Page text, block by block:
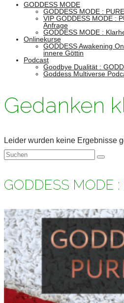
GODDESS MODE
GODDESS MODE :
VIP GODDESS MODE :
Anfrage
GODDESS MODE :
Onlinekurse
GODDESS Awakening
innere Göttin
Podcast
Goodbye Dualität :
Goddess Multiverse
Gedanken
Leider wurden keine Ergebnisse
Suchen
GODDESS MODE